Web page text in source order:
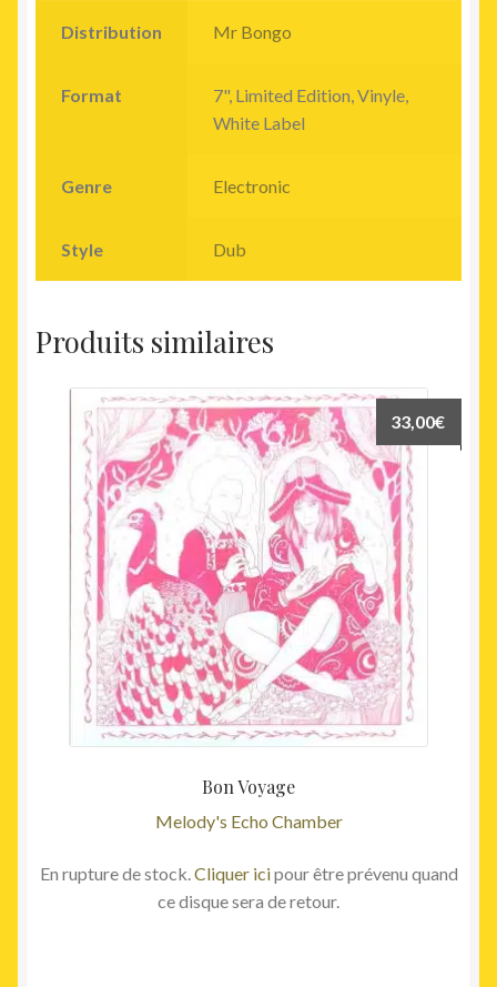
Distribution Mr Bongo
Format
7", Limited Edition, Vinyle,
White Label
Genre Electronic
Style Dub
Produits similaires
Bon Voyage
Melody's Echo Chamber
33,00€
En rupture de stock.Cliquer icipour être prévenu quand
ce disque sera de retour.